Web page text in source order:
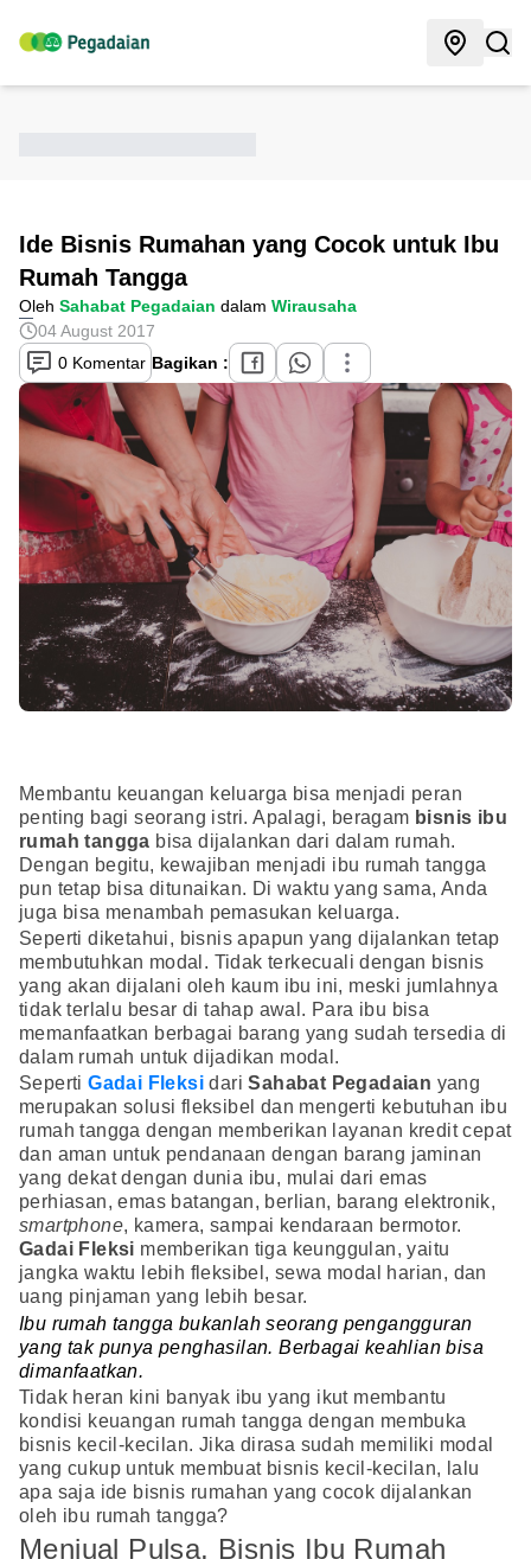
Ide Bisnis Rumahan yang Cocok untuk Ibu
Rumah Tangga
Oleh Sahabat Pegadaian dalam Wirausaha
04 August 2017
0 Komentar Bagikan :
Membantu keuangan keluarga bisa menjadi peran
penting bagi seorang istri. Apalagi, beragam bisnis ibu
rumah tangga bisa dijalankan dari dalam rumah.
Dengan begitu, kewajiban menjadi ibu rumah tangga
pun tetap bisa ditunaikan. Di waktu yang sama, Anda
juga bisa menambah pemasukan keluarga.
Seperti diketahui, bisnis apapun yang dijalankan tetap
membutuhkan modal. Tidak terkecuali dengan bisnis
yang akan dijalani oleh kaum ibu ini, meski jumlahnya
tidak terlalu besar di tahap awal. Para ibu bisa
memanfaatkan berbagai barang yang sudah tersedia di
dalam rumah untuk dijadikan modal.
SepertiGadai Fleksi dariSahabat Pegadaian yang
merupakan solusi fleksibel dan mengerti kebutuhan ibu
rumah tangga dengan memberikan layanan kredit cepat
dan aman untuk pendanaan dengan barang jaminan
yang dekat dengan dunia ibu, mulai dari emas
perhiasan, emas batangan, berlian, barang elektronik,
smartphone, kamera, sampai kendaraan bermotor.
Gadai Fleksi memberikan tiga keunggulan, yaitu
jangka waktu lebih fleksibel, sewa modal harian, dan
uang pinjaman yang lebih besar.
Ibu rumah tangga bukanlah seorang pengangguran
yang tak punya penghasilan. Berbagai keahlian bisa
dimanfaatkan.
Tidak heran kini banyak ibu yang ikut membantu
kondisi keuangan rumah tangga dengan membuka
bisnis kecil-kecilan. Jika dirasa sudah memiliki modal
yang cukup untuk membuat bisnis kecil-kecilan, lalu
apa saja ide bisnis rumahan yang cocok dijalankan
oleh ibu rumah tangga?
Menjual Pulsa, Bisnis Ibu Rumah